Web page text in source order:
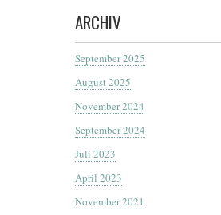
ARCHIV
September 2025
August 2025
November 2024
September 2024
Juli 2023
April 2023
November 2021